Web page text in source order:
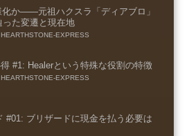
化か――元祖ハクスラ「ディアブロ」
った変遷と現在地
HEARTHSTONE-EXPRESS
#1: Healerという特殊な役割の特徴
HEARTHSTONE-EXPRESS
#01: ブリザードに現金を払う必要は